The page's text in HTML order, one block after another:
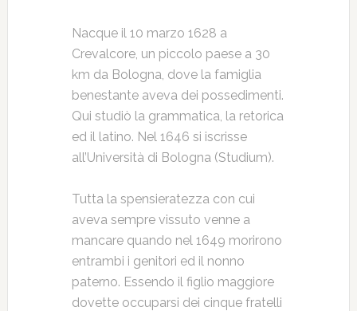
Nacque il 10 marzo 1628 a
Crevalcore, un piccolo paese a 30
km da Bologna, dove la famiglia
benestante aveva dei possedimenti.
Qui studiò la grammatica, la retorica
ed il latino. Nel 1646 si iscrisse
all’Università di Bologna (Studium).
Tutta la spensieratezza con cui
aveva sempre vissuto venne a
mancare quando nel 1649 morirono
entrambi i genitori ed il nonno
paterno. Essendo il figlio maggiore
dovette occuparsi dei cinque fratelli